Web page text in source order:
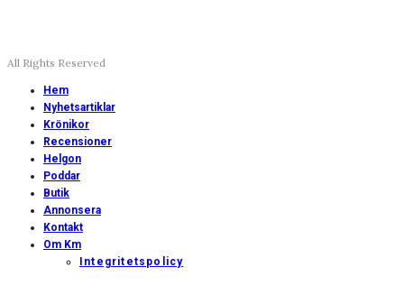
All Rights Reserved
Hem
Nyhetsartiklar
Krönikor
Recensioner
Helgon
Poddar
Butik
Annonsera
Kontakt
Om Km
Integritetspolicy